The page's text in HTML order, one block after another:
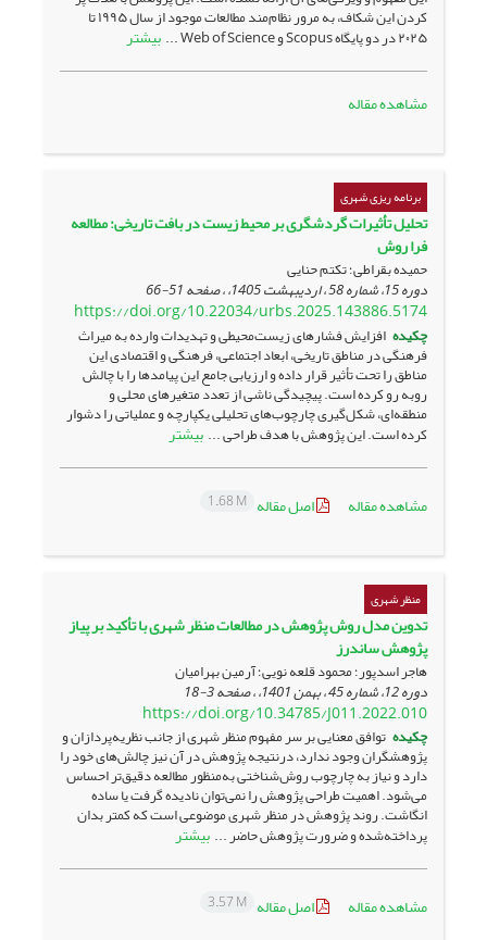
کردن این شکاف، به مرور نظام‌مند مطالعات موجود از سال ۱۹۹۵ تا
۲۰۲۵ در دو پایگاه‌ Scopus و Web of Science ... بیشتر
مشاهده مقاله
برنامه ریزی شهری
تحلیل تأثیرات گردشگری بر محیط زیست در بافت تاریخی: مطالعه
فرا روش
حمیده بقراطی؛ تکتم حنایی
دوره 15، شماره 58 ، اردیبهشت 1405، ، صفحه 51-66
https://doi.org/10.22034/urbs.2025.143886.5174
چکیده افزایش فشارهای زیست‌محیطی و تهدیدات وارده به میراث
فرهنگی در مناطق تاریخی، ابعاد اجتماعی، فرهنگی و اقتصادی این
مناطق را تحت تأثیر قرار داده و ارزیابی جامع این پیامدها را با چالش
روبه رو کرده است. پیچیدگی ناشی از تعدد متغیرهای محلی و
منطقه‌ای، شکل‌گیری چارچوب‌های تحلیلی یکپارچه و عملیاتی را دشوار
کرده است. این پژوهش با هدف طراحی ... بیشتر
مشاهده مقاله اصل مقاله 1.68 M
منظر شهری
تدوین مدل روش‌ پژوهش در مطالعات منظر شهری با تأکید بر پیاز
پژوهش ساندرز
هاجر اسدپور؛ محمود قلعه نویی؛ آرمین بهرامیان
دوره 12، شماره 45 ، بهمن 1401، ، صفحه 3-18
https://doi.org/10.34785/J011.2022.010
چکیده توافق معنایی بر سر مفهوم منظر شهری از جانب نظریه‌پردازان و
پژوهشگران وجود ندارد، درنتیجه پژوهش در آن نیز چالش‌های خود را
دارد و نیاز به چارچوب روش‌شناختی به‌منظور مطالعه دقیق‌تر احساس
می‌شود. اهمیت طراحی پژوهش را نمی‌توان نادیده گرفت یا ساده
انگاشت. روند پژوهش در منظر شهری موضوعی است که کمتر بدان
پرداخته‌شده و ضرورت پژوهش حاضر ... بیشتر
مشاهده مقاله اصل مقاله 3.57 M